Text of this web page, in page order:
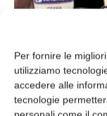
Per fornire le
utilizziamo
accedere alle
tecnologie
Ambrosi
Lactalis che
redazione 25 Luglio